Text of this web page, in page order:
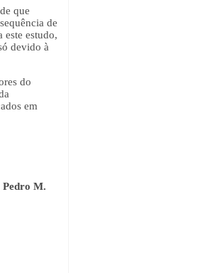
que
de
este estudo,
devido à
do
em
Pedro M.